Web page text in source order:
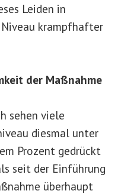
Leiden in
krampfhafter
der Maßnahme
sehen viele
diesmal unter
Prozent gedrückt
seit der Einführung
überhaupt